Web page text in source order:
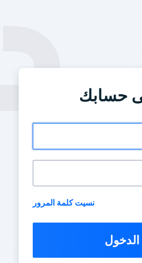
حسابك
نسيت كلمة المرور